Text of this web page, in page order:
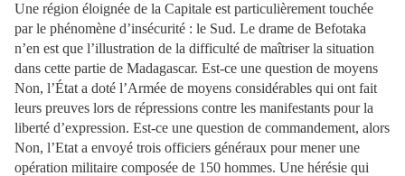
Une région éloignée de la Capitale est particulièrement touchée
par le phénomène d’insécurité : le Sud. Le drame de Befotaka
n’en est que l’illustration de la difficulté de maîtriser la situation
dans cette partie de Madagascar. Est-ce une question de moyens
Non, l’État a doté l’Armée de moyens considérables qui ont fait
leurs preuves lors de répressions contre les manifestants pour la
liberté d’expression. Est-ce une question de commandement, alors
Non, l’Etat a envoyé trois officiers généraux pour mener une
opération militaire composée de 150 hommes. Une hérésie qui